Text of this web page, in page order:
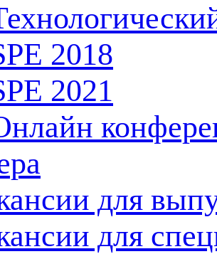
2018
2021
для
для